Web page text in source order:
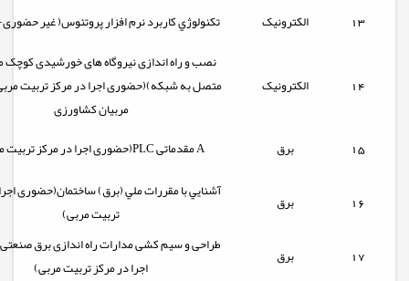
13
الکترونیک تكنولوژي كاربرد نرم افزار پروتئوس( غیر
14 الکترونیک
نصب و راه اندازی نیروگاه های خورشیدی
متصل به شبکه)(حضوری اجرا در مرکز تربیت
مربیان کشاورزی
15
برق (حضوری اجرا در مرکز تربیت مربی)PLC مقدماتی A
16 برق
آشنايي با مقررات ملي (برق) ساختمان(حضوری
تربیت مربی)
17
برق
طراحی و سیم کشی مدارات راه اندازی برق
اجرا در مرکز تربیت مربی)